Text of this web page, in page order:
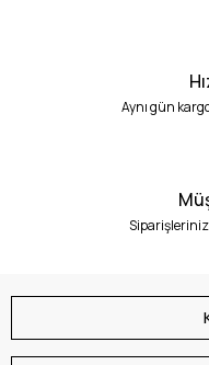
Aynı gün
Siparişleriniz